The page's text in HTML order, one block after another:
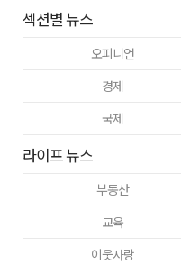
섹션별 뉴스
오피니언
경제
국제
라이프 뉴스
부동산
교육
이웃사랑